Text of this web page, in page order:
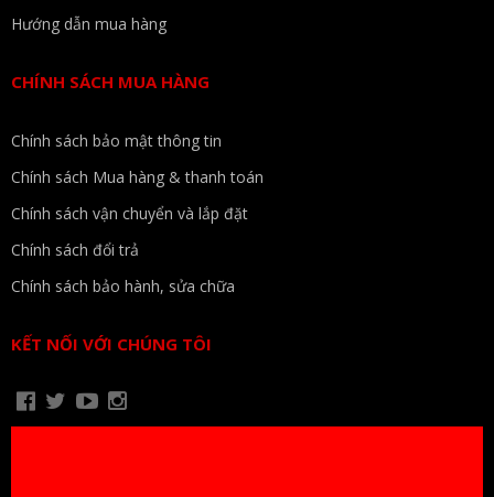
Hướng dẫn mua hàng
CHÍNH SÁCH MUA HÀNG
Chính sách bảo mật thông tin
Chính sách Mua hàng & thanh toán
Chính sách vận chuyển và lắp đặt
Chính sách đổi trả
Chính sách bảo hành, sửa chữa
KẾT NỐI VỚI CHÚNG TÔI